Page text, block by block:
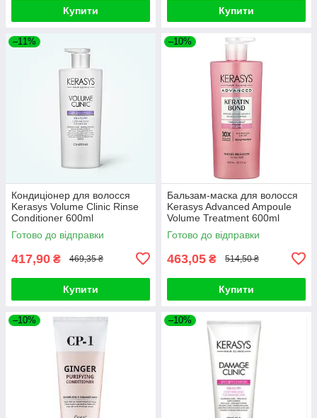
Купити Купити
–11%
Кондиціонер для волосся
Kerasys Volume Clinic Rinse
Conditioner 600ml
Готово до відправки
417,90 ₴ 469,35 ₴
Купити
–10%
Бальзам-маска для волосся
Kerasys Advanced Ampoule
Volume Treatment 600ml
Готово до відправки
463,05 ₴ 514,50 ₴
Купити
–10% –10%